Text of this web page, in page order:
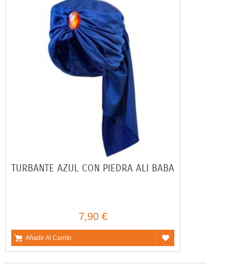
TURBANTE AZUL CON PIEDRA ALI BABA
7,90 €
Añadir Al Carrito